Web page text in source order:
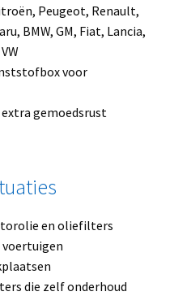
Peugeot, Renault,
BMW, GM, Fiat, Lancia,
voor
gemoedsrust
en oliefilters
voertuigen
die zelf onderhoud